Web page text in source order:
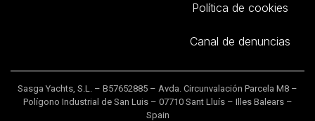
Política de cookies
Canal de denuncias
Sasga Yachts, S.L. – B57652885 – Avda. Circunvalación Parcela M8 –
Polígono Industrial de San Luis – 07710 Sant Lluís – Illes Balears –
Spain